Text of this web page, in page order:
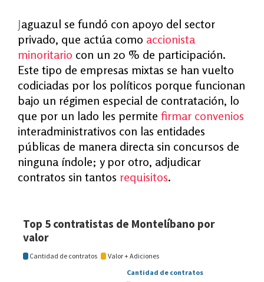
Jaguazul se fundó con apoyo del sector
privado, que actúa como accionista
minoritario con un 20 % de participación.
Este tipo de empresas mixtas se han vuelto
codiciadas por los políticos porque funcionan
bajo un régimen especial de contratación, lo
que por un lado les permite firmar convenios
interadministrativos con las entidades
públicas de manera directa sin concursos de
ninguna índole; y por otro, adjudicar
contratos sin tantos requisitos.